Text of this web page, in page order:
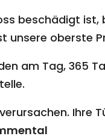
beschädigt
unsere oberste
am Tag, 365
Ihre